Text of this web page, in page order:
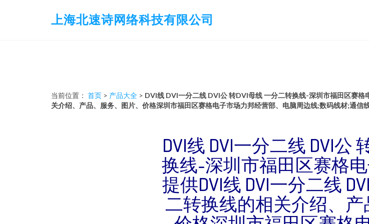
上海北速诗网络科技有限公司
当前位置： 首页 > 产品大全 > DVI线 DVI一分二线 DVI公 转DVI母线 一分二转换线-深圳市福田区赛
关介绍、产品、服务、图片、价格深圳市福田区赛格电子市场力邦经营部、电脑周边线;数码线材;通信
DVI线 DVI一分二线 DVI公
换线-深圳市福田区赛格
提供DVI线 DVI一分二线
二转换线的相关介绍、产